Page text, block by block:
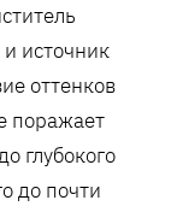
источник
оттенков
поражает
глубокого
до почти